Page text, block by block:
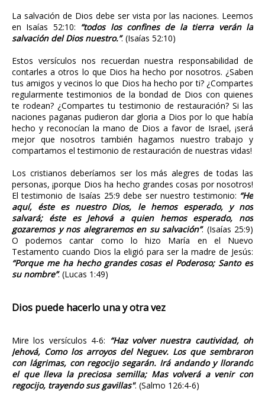
La salvación de Dios debe ser vista por las naciones. Leemos
en Isaías 52:10: “todos los confines de la tierra verán la
salvación del Dios nuestro.”. (Isaías 52:10)
Estos versículos nos recuerdan nuestra responsabilidad de
contarles a otros lo que Dios ha hecho por nosotros. ¿Saben
tus amigos y vecinos lo que Dios ha hecho por ti? ¿Compartes
regularmente testimonios de la bondad de Dios con quienes
te rodean? ¿Compartes tu testimonio de restauración? Si las
naciones paganas pudieron dar gloria a Dios por lo que había
hecho y reconocían la mano de Dios a favor de Israel, ¡será
mejor que nosotros también hagamos nuestro trabajo y
compartamos el testimonio de restauración de nuestras vidas!
Los cristianos deberíamos ser los más alegres de todas las
personas, ¡porque Dios ha hecho grandes cosas por nosotros!
El testimonio de Isaías 25:9 debe ser nuestro testimonio: “He
aquí, éste es nuestro Dios, le hemos esperado, y nos
salvará; éste es Jehová a quien hemos esperado, nos
gozaremos y nos alegraremos en su salvación”. (Isaías 25:9)
O podemos cantar como lo hizo María en el Nuevo
Testamento cuando Dios la eligió para ser la madre de Jesús:
“Porque me ha hecho grandes cosas el Poderoso; Santo es
su nombre”. (Lucas 1:49)
Dios puede hacerlo una y otra vez
Mire los versículos 4-6: “Haz volver nuestra cautividad, oh
Jehová, Como los arroyos del Neguev. Los que sembraron
con lágrimas, con regocijo segarán. Irá andando y llorando
el que lleva la preciosa semilla; Mas volverá a venir con
regocijo, trayendo sus gavillas". (Salmo 126:4-6)